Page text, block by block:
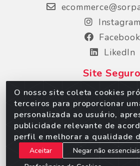
O nosso site coleta cookies
terceiros para proporcionar
personalizada ao usuário,
publicidade relevante de
perfil e melhorar a qualidade
Aceitar
Negar não essenciais
Instagram
Facebook
LikedIn
Site Seguro